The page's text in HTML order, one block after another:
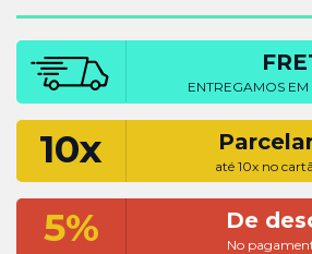
ENTREGAMOS EM
10x até 10x no
5% De
No